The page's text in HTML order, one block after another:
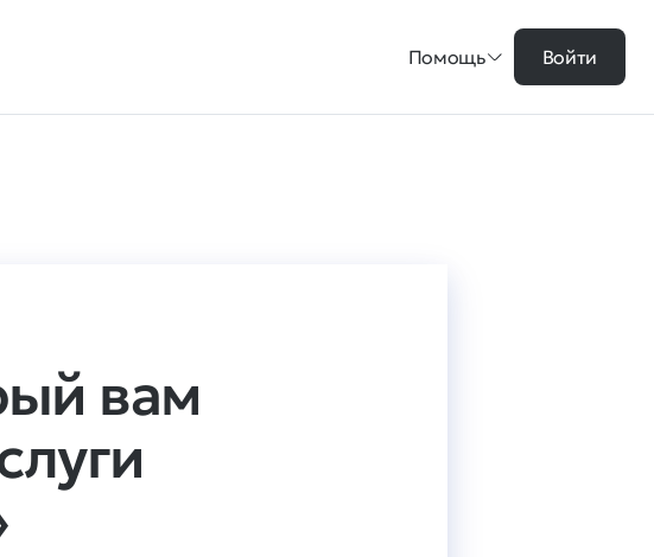
Помощь Войти
вам